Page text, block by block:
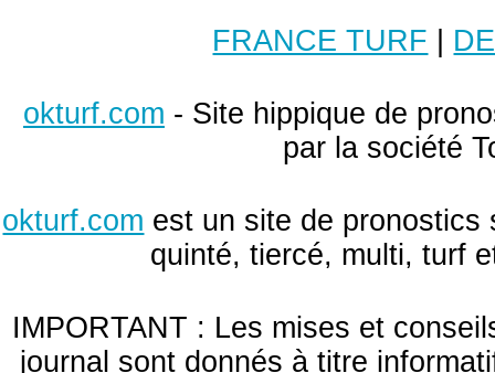
FRANCE TURF
okturf.com - Site hippique de
par la société
okturf.com est un site de pronostics
quinté, tiercé, multi, turf
IMPORTANT : Les mises et
journal sont donnés à titre